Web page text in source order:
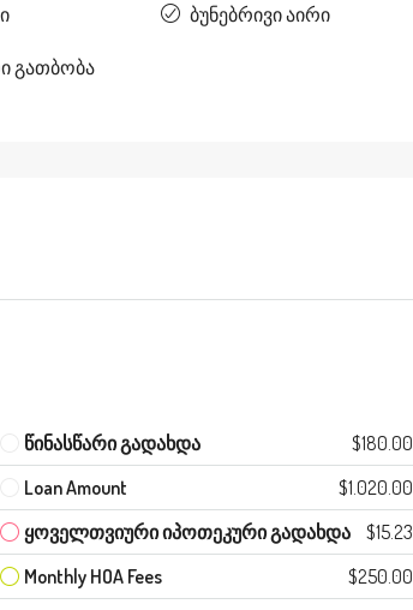
გათბობა
ბუნებრივი აირი
წინასწარი გადახდა
$180.00
Loan Amount
$1.020.00
ყოველთვიური იპოთეკური გადახდა
$15.23
Monthly HOA Fees
$250.00